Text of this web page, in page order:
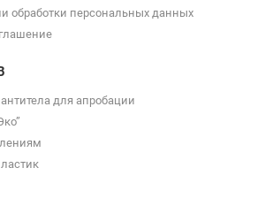
обработки персональных данных
для апробации